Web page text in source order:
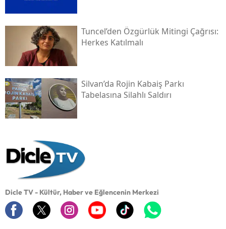
Tuncel’den Özgürlük Mitingi Çağrısı:
Herkes Katılmalı
Silvan’da Rojin Kabaiş Parkı
Tabelasına Silahlı Saldırı
Dicle TV - Kültür, Haber ve Eğlencenin Merkezi